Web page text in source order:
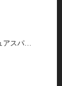
スパ…